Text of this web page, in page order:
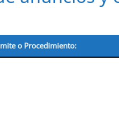
o Procedimiento: